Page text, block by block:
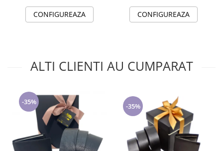
CONFIGUREAZA CONFIGUREAZA
ALTI CLIENTI AU CUMPARAT
-35%
-35%